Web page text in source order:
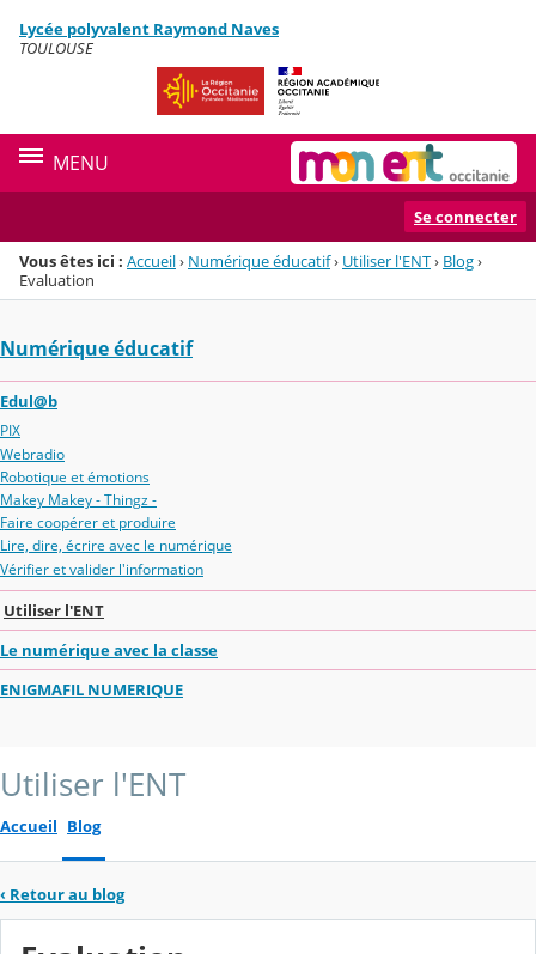
Menu de la rubrique
Contenu
Lycée polyvalent Raymond Naves
TOULOUSE
MENU
Se connecter
Vous êtes ici : Accueil› Numérique éducatif› Utiliser l'ENT› Blog›
Evaluation
Numérique éducatif
Edul@b
PIX
Webradio
Robotique et émotions
Makey Makey - Thingz -
Faire coopérer et produire
Lire, dire, écrire avec le numérique
Vérifier et valider l'information
Utiliser l'ENT
Le numérique avec la classe
ENIGMAFIL NUMERIQUE
Utiliser l'ENT
Accueil Blog
‹ Retour au blog